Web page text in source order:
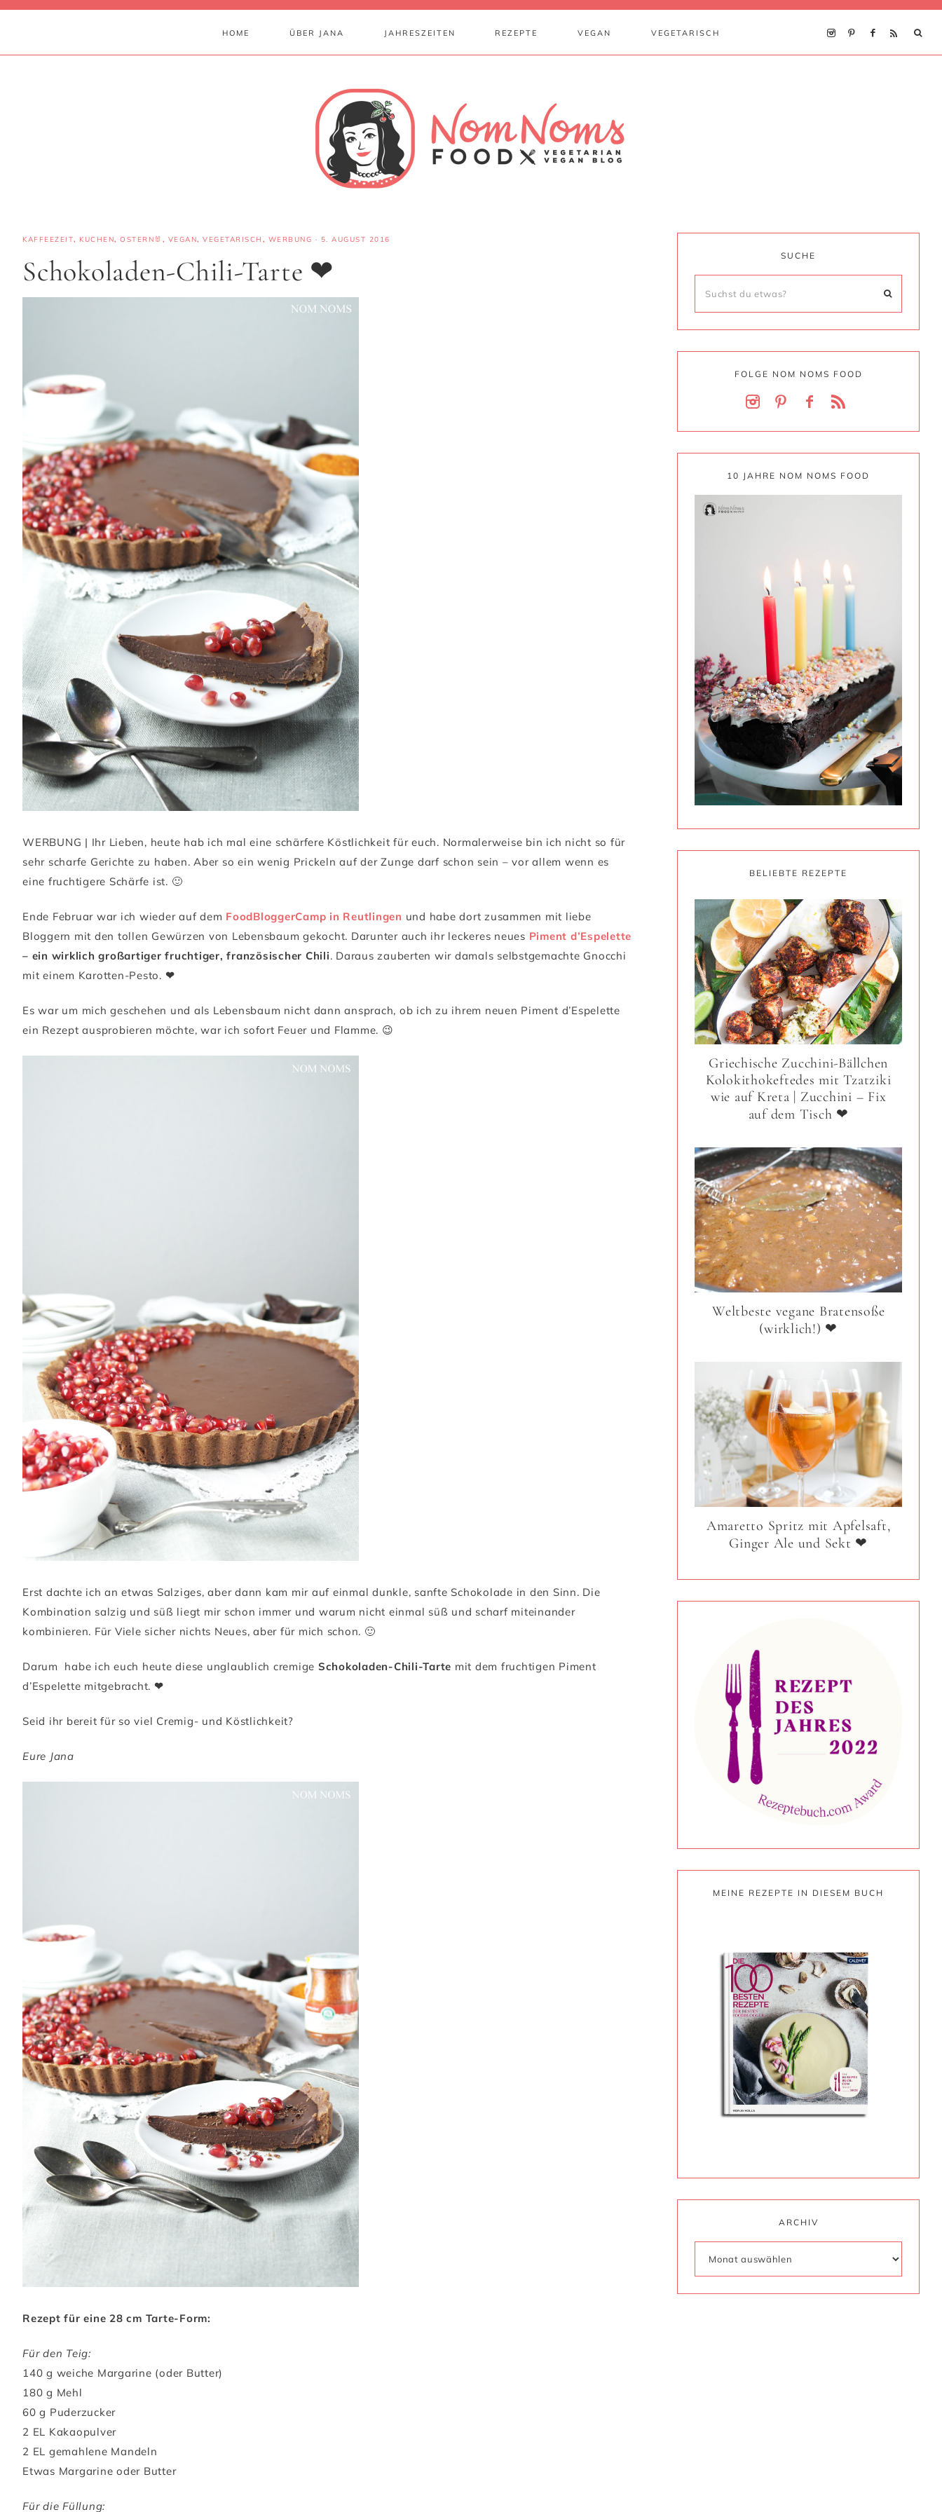
HOME ÜBER JANA JAHRESZEITEN REZEPTE VEGAN VEGETARISCH
KAFFEEZEIT, KUCHEN, OSTERN🐰 , VEGAN, VEGETARISCH , WERBUNG · 5. AUGUST 2016
Schokoladen-Chili-Tarte ❤
WERBUNG | Ihr Lieben, heute hab ich mal eine schärfere Köstlichkeit für euch. Normalerweise bin ich nicht so für
sehr scharfe Gerichte zu haben. Aber so ein wenig Prickeln auf der Zunge darf schon sein – vor allem wenn es
eine fruchtigere Schärfe ist. 🙂
Ende Februar war ich wieder auf dem FoodBloggerCamp in Reutlingen und habe dort zusammen mit liebe
Bloggern mit den tollen Gewürzen von Lebensbaum gekocht. Darunter auch ihr leckeres neues Piment d’Espelette
– ein wirklich großartiger fruchtiger, französischer Chili. Daraus zauberten wir damals selbstgemachte Gnocchi
mit einem Karotten-Pesto. ❤
Es war um mich geschehen und als Lebensbaum nicht dann ansprach, ob ich zu ihrem neuen Piment d’Espelette
ein Rezept ausprobieren möchte, war ich sofort Feuer und Flamme. 😉
Erst dachte ich an etwas Salziges, aber dann kam mir auf einmal dunkle, sanfte Schokolade in den Sinn. Die
Kombination salzig und süß liegt mir schon immer und warum nicht einmal süß und scharf miteinander
kombinieren. Für Viele sicher nichts Neues, aber für mich schon. 🙂
Darum habe ich euch heute diese unglaublich cremige Schokoladen-Chili-Tarte mit dem fruchtigen Piment
d’Espelette mitgebracht. ❤
Seid ihr bereit für so viel Cremig- und Köstlichkeit?
Eure Jana
Rezept für eine 28 cm Tarte-Form:
Für den Teig:
140 g weiche Margarine (oder Butter)
180 g Mehl
60 g Puderzucker
2 EL Kakaopulver
2 EL gemahlene Mandeln
Etwas Margarine oder Butter
Für die Füllung:
SUCHE
FOLGE NOM NOMS FOOD
10 JAHRE NOM NOMS FOOD
BELIEBTE REZEPTE
Griechische Zucchini-Bällchen
Kolokithokeftedes mit Tzatziki
wie auf Kreta | Zucchini – Fix
auf dem Tisch ❤
Weltbeste vegane Bratensoße
(wirklich!) ❤
Amaretto Spritz mit Apfelsaft,
Ginger Ale und Sekt ❤
MEINE REZEPTE IN DIESEM BUCH
ARCHIV